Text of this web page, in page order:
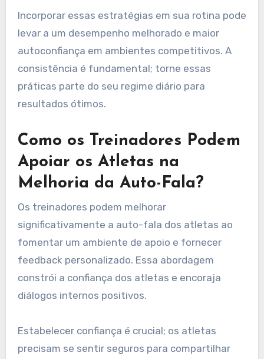
Incorporar essas estratégias em sua rotina pode
levar a um desempenho melhorado e maior
autoconfiança em ambientes competitivos. A
consistência é fundamental; torne essas
práticas parte do seu regime diário para
resultados ótimos.
Como os Treinadores Podem
Apoiar os Atletas na
Melhoria da Auto-Fala?
Os treinadores podem melhorar
significativamente a auto-fala dos atletas ao
fomentar um ambiente de apoio e fornecer
feedback personalizado. Essa abordagem
constrói a confiança dos atletas e encoraja
diálogos internos positivos.
Estabelecer confiança é crucial; os atletas
precisam se sentir seguros para compartilhar